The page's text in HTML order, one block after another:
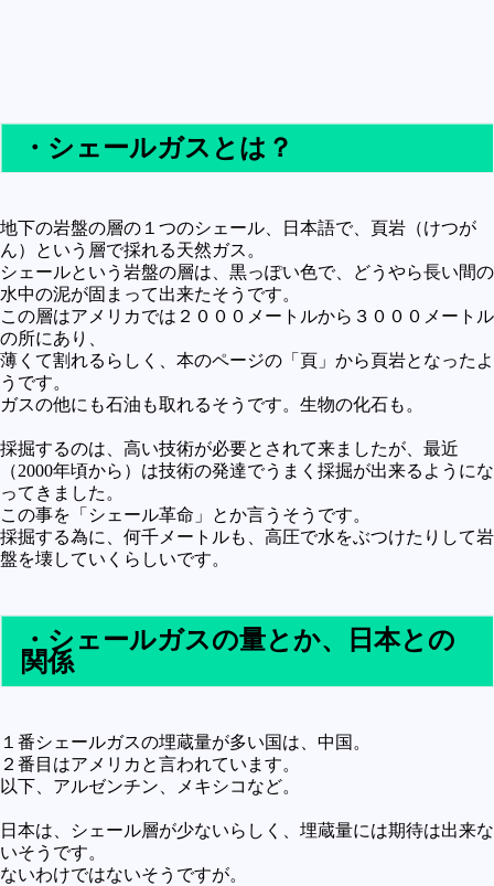
宇宙とか地球
趣味
未確認
テレビドラマとか
アプリケーション操作
プログラミング(C言語)
プログラミング(VBA)
プログラミング(HTML)
プログラミング(PHP)
プログラミング(JavaScript)
・シェールガスとは？
地下の岩盤の層の１つのシェール、日本語で、頁岩（けつが
ん）という層で採れる天然ガス。
シェールという岩盤の層は、黒っぽい色で、どうやら長い間の
水中の泥が固まって出来たそうです。
この層はアメリカでは２０００メートルから３０００メートル
の所にあり、
薄くて割れるらしく、本のページの「頁」から頁岩となったよ
うです。
ガスの他にも石油も取れるそうです。生物の化石も。
採掘するのは、高い技術が必要とされて来ましたが、最近
（2000年頃から）は技術の発達でうまく採掘が出来るようにな
ってきました。
この事を「シェール革命」とか言うそうです。
採掘する為に、何千メートルも、高圧で水をぶつけたりして岩
盤を壊していくらしいです。
・シェールガスの量とか、日本との
関係
１番シェールガスの埋蔵量が多い国は、中国。
２番目はアメリカと言われています。
以下、アルゼンチン、メキシコなど。
日本は、シェール層が少ないらしく、埋蔵量には期待は出来な
いそうです。
ないわけではないそうですが。